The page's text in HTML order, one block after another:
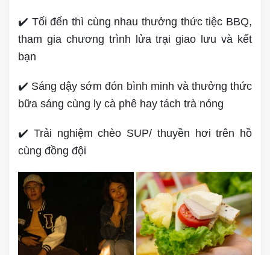
✔️ Tối đến thì cùng nhau thưởng thức tiệc BBQ,
tham gia chương trình lửa trại giao lưu và kết
bạn
✔️ Sáng dậy sớm đón bình minh và thưởng thức
bữa sáng cùng ly cà phê hay tách trà nóng
✔️ Trải nghiệm chèo SUP/ thuyền hơi trên hồ
cùng đồng đội